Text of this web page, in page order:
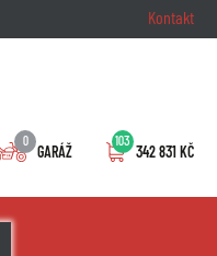
Kontakt
0
GARÁŽ
103
342 831 KČ